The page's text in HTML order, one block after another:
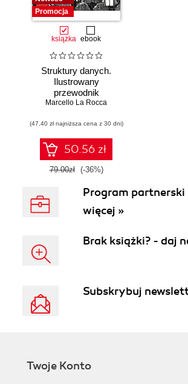
Promocja
książka ebook
Struktury danych.
Ilustrowany
przewodnik
Marcello La Rocca
(47,40 zł najniższa cena z 30 dni)
50.56 zł
79.00zł (-36%)
Program
więcej »
Brak książki? - daj
Subskrybuj
Twoje Konto